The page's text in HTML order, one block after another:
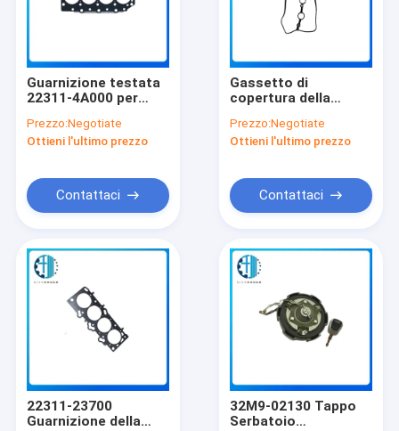
Prodotti
Video
Giro della fabbrica
Guarnizione testata
22311-4A000 per
D6CB Ricambi
Prezzo:Negotiate
Ottieni l'ultimo prezzo
Contattaci
Gassetto di
copertura della
per le guarnizioni
della testa del
Ricambi
Prezzo:Negotiate
Ottieni l'ultimo prezzo
Contattaci
22311-23700
Guarnizione della
32M9-02130 Tappo
Serbatoio